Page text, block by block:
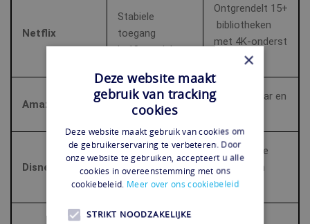
Netflix
Stabiele
toegang
in 10+ regio’s
Ontgrendelt 15+
bibliotheken
met 4K‑onderst
Amazon Prime
Consistente
prestaties
Betrouwbaar en
Disney+
Werkt in de
meeste regio’s
Uitstekende
snelheid en
toegang
×
Deze website maakt
gebruik van tracking
cookies
Deze website maakt gebruik van cookies om
de gebruikerservaring te verbeteren. Door
onze website te gebruiken, accepteert u alle
cookies in overeenstemming met ons
cookiebeleid. Meer over ons cookiebeleid
STRIKT NOODZAKELIJKE